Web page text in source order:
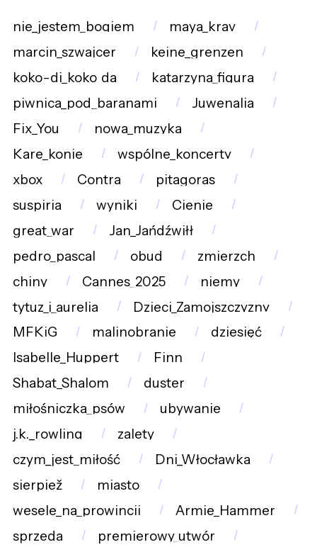
nie_jestem_bogiem
maya_krav
marcin_szwajcer
keine_grenzen
koko-di_koko_da
katarzyna_figura
piwnica_pod_baranami
Juwenalia
Fix_You
nowa_muzyka
Kare_konie
wspólne_koncerty
xbox
Contra
pitagoras
suspiria
wyniki
Cienie
great_war
Jan_Jańdźwiłł
pedro_pascal
obud
zmierzch
chiny
Cannes_2025
niemy
tytuz_i_aurelia
Dzieci_Zamojszczyzny
MFKiG
malinobranie
dziesięć
Isabelle_Huppert
Finn
Shabat_Shalom
duster
miłośniczka_psów
ubywanie
j.k._rowling
zalety
czym_jest_miłość
Dni_Włocławka
sierpiež
miasto
wesele_na_prowincji
Armie_Hammer
sprzeda
premierowy_utwór